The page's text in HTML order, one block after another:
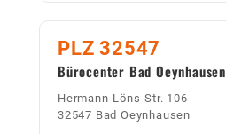
PLZ 32547
Bürocenter Bad Oeynhausen
Hermann-Löns-Str. 106
32547 Bad Oeynhausen